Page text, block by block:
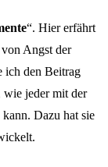
“. Hier erfährt
Angst der
ich den Beitrag
jeder mit der
Dazu hat sie